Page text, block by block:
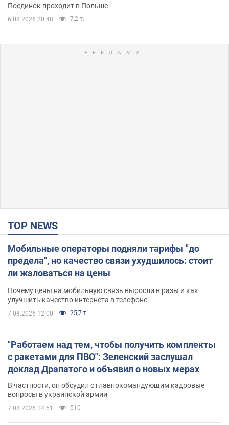
Поединок проходит в Польше
6.08.2026 20:48 7,2 т.
TOP NEWS
Мобильные операторы подняли тарифы "до
предела", но качество связи ухудшилось: стоит
ли жаловаться на цены
Почему цены на мобильную связь выросли в разы и как
улучшить качество интернета в телефоне
7.08.2026 12:00 25,7 т.
"Работаем над тем, чтобы получить комплекты
с ракетами для ПВО": Зеленский заслушал
доклад Драпатого и объявил о новых мерах
В частности, он обсудил с главнокомандующим кадровые
вопросы в украинской армии
7.08.2026 14:51 510